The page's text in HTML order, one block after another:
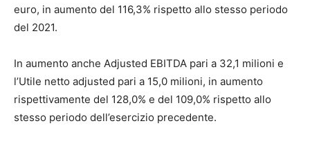
euro, in aumento del 116,3% rispetto allo stesso periodo
del 2021.
In aumento anche Adjusted EBITDA pari a 32,1 milioni e
l’Utile netto adjusted pari a 15,0 milioni, in aumento
rispettivamente del 128,0% e del 109,0% rispetto allo
stesso periodo dell’esercizio precedente.